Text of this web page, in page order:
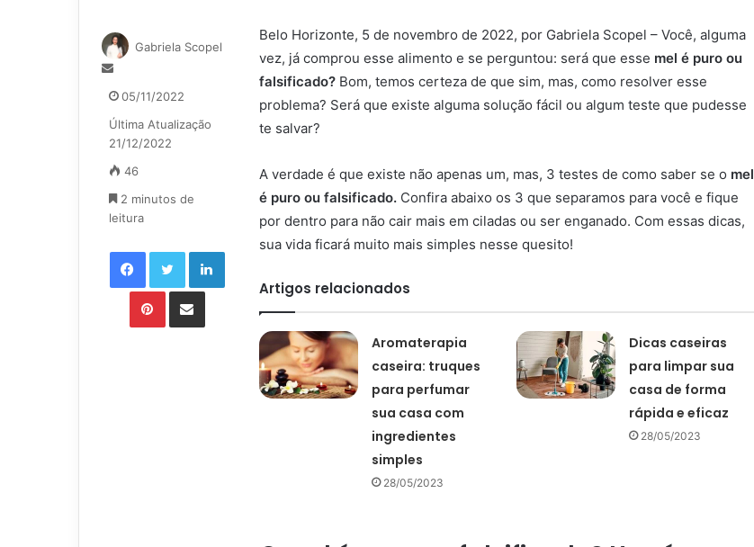
Belo Horizonte, 5 de novembro de 2022, por Gabriela Scopel – Você, alguma
vez, já comprou esse alimento e se perguntou: será que esse mel é puro ou
falsificado? Bom, temos certeza de que sim, mas, como resolver esse
problema? Será que existe alguma solução fácil ou algum teste que pudesse
te salvar?
A verdade é que existe não apenas um, mas, 3 testes de como saber se o mel
é puro ou falsificado. Confira abaixo os 3 que separamos para você e fique
por dentro para não cair mais em ciladas ou ser enganado. Com essas dicas,
sua vida ficará muito mais simples nesse quesito!
Artigos relacionados
Aromaterapia
caseira: truques
para perfumar
sua casa com
ingredientes
simples
28/05/2023
Dicas caseiras
para limpar sua
casa de forma
rápida e eficaz
28/05/2023
Gabriela Scopel
Mande
e-
mail
05/11/2022
Última Atualização
21/12/2022
46
2 minutos de
leitura
FacebookTwitterLinkedin
PinterestCompartilhar via e-mail